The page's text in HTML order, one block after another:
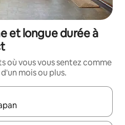
et longue durée à
où vous vous sentez comme
mois ou plus.
utilisez les flèches vers le